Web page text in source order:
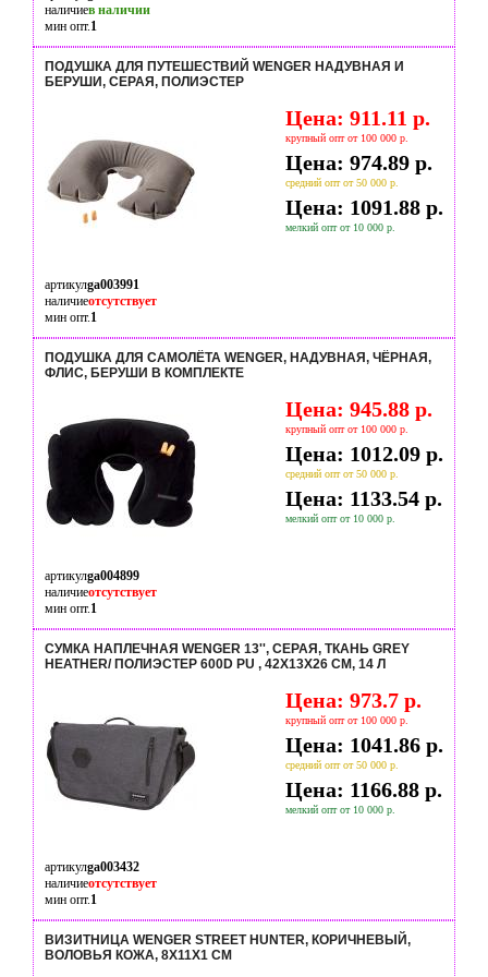
наличиев наличии
мин опт.1
ПОДУШКА ДЛЯ ПУТЕШЕСТВИЙ WENGER НАДУВНАЯ И
БЕРУШИ, СЕРАЯ, ПОЛИЭСТЕР
Цена: 911.11 р.
крупный опт от 100 000 р.
Цена: 974.89 р.
средний опт от 50 000 р.
Цена: 1091.88 р.
мелкий опт от 10 000 р.
артикулga003991
наличиеотсутствует
мин опт.1
ПОДУШКА ДЛЯ САМОЛЁТА WENGER, НАДУВНАЯ, ЧЁРНАЯ,
ФЛИС, БЕРУШИ В КОМПЛЕКТЕ
Цена: 945.88 р.
крупный опт от 100 000 р.
Цена: 1012.09 р.
средний опт от 50 000 р.
Цена: 1133.54 р.
мелкий опт от 10 000 р.
артикулga004899
наличиеотсутствует
мин опт.1
СУМКА НАПЛЕЧНАЯ WENGER 13'', CЕРАЯ, ТКАНЬ GREY
HEATHER/ ПОЛИЭСТЕР 600D PU , 42Х13Х26 СМ, 14 Л
Цена: 973.7 р.
крупный опт от 100 000 р.
Цена: 1041.86 р.
средний опт от 50 000 р.
Цена: 1166.88 р.
мелкий опт от 10 000 р.
артикулga003432
наличиеотсутствует
мин опт.1
ВИЗИТНИЦА WENGER STREET HUNTER, КОРИЧНЕВЫЙ,
ВОЛОВЬЯ КОЖА, 8Х11Х1 СМ